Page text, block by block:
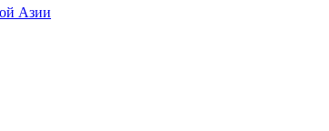
Азии